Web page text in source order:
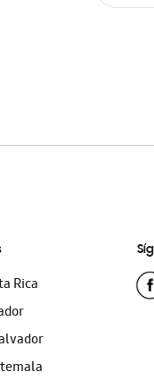
Rica